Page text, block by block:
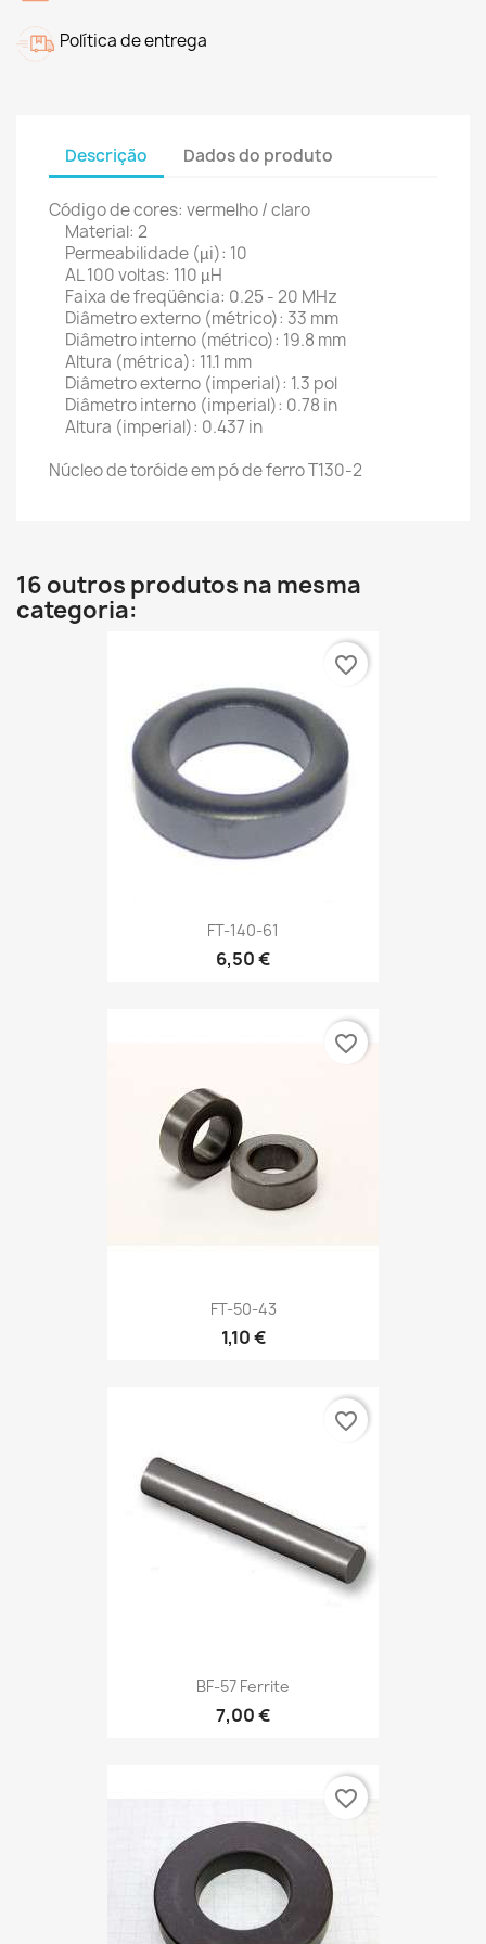
Política de entrega
Descrição Dados do produto
Código de cores: vermelho / claro
Material: 2
Permeabilidade (µi): 10
AL 100 voltas: 110 µH
Faixa de freqüência: 0.25 - 20 MHz
Diâmetro externo (métrico): 33 mm
Diâmetro interno (métrico): 19.8 mm
Altura (métrica): 11.1 mm
Diâmetro externo (imperial): 1.3 pol
Diâmetro interno (imperial): 0.78 in
Altura (imperial): 0.437 in
Núcleo de toróide em pó de ferro T130-2
16 outros produtos na mesma
categoria:
FT-140-61
6,50 €
favorite_border
FT-50-43
1,10 €
favorite_border
BF-57 Ferrite
7,00 €
favorite_border
favorite_border